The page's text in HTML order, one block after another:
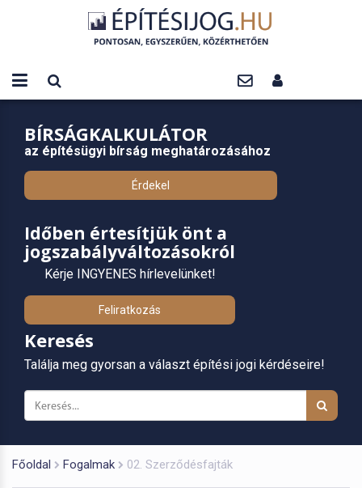
BÍRSÁGKALKULÁTOR
az építésügyi bírság meghatározásához
Érdekel
Időben értesítjük önt a
jogszabályváltozásokról
Kérje INGYENES hírlevelünket!
Feliratkozás
Keresés
Találja meg gyorsan a választ építési jogi kérdéseire!
Főoldal Fogalmak 02. Szerződésfajták